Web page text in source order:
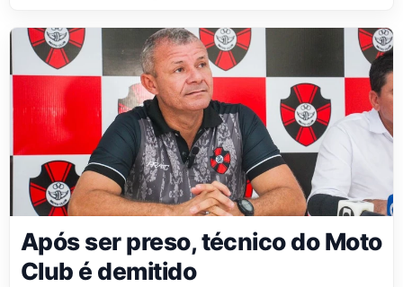
Após ser preso, técnico do Moto
Club é demitido